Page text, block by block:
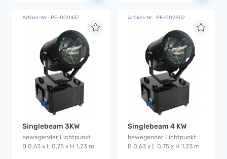
Artikel-Nr.: PE-000437
Singlebeam 3KW
bewegender Lichtpunkt
B 0,63 x L 0,75 x H 1,23 m
Artikel-Nr.: PE-002852
Singlebeam 4 KW
bewegender Lichtpunkt
B 0,63 x L 0,75 x H 1,23 m